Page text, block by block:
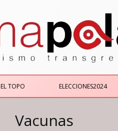
EL TOPO ELECCIONES2024
Vacunas